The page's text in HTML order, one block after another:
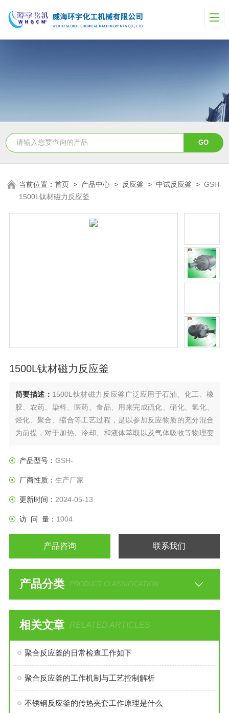
当前位置：首页 > 产品中心 > 反应釜 >中试反应釜 >GSH-
1500L钛材磁力反应釜
1500L钛材磁力反应釜
简要描述： 1500L钛材磁力反应釜广泛应用于石油、化工、橡
胶、农药、染料、医药、食品、用来完成硫化、硝化、氢化、
烃化、聚合、缩合等工艺过程，是以参加反应物质的充分混合
为前提，对于加热、冷却、和液体萃取以及气体吸收等物理变
药等行业理想的所需设备。
产品型号： GSH-
厂商性质： 生产厂家
更新时间： 2024-05-13
访 问 量： 1004
产品咨询 联系我们
产品分类 PRODUCT CLASSIFICATION
相关文章 RELATED ARTICLES
聚合反应釜的日常检查工作如下
聚合反应釜的工作机制与工艺控制解析
不锈钢反应釜的传热夹套工作原理是什么